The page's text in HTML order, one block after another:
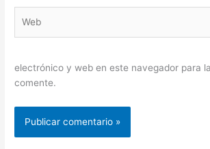
electrónico y web en este navegador para
comente.